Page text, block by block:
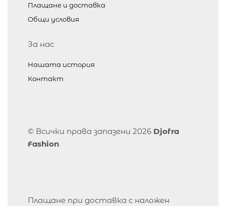
Плащане и доставка
Общи условия
За нас
Нашата история
Контакт
© Всички права запазени 2026 Djofra
Fashion
Плащане при доставка с наложен